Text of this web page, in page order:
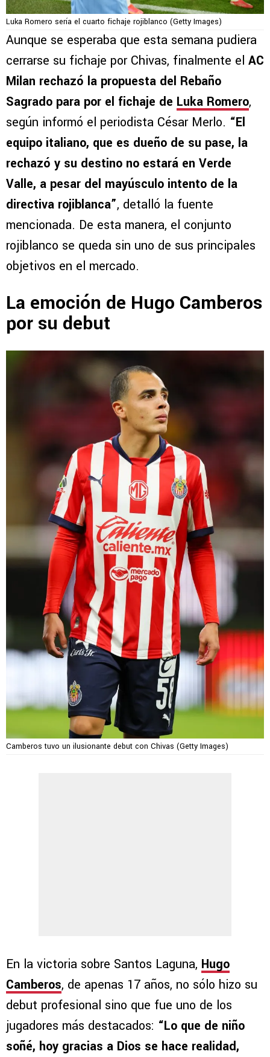
Luka Romero sería el cuarto fichaje rojiblanco (Getty Images)
Aunque se esperaba que esta semana pudiera
cerrarse su fichaje por Chivas, finalmente el AC
Milan rechazó la propuesta del Rebaño
Sagrado para por el fichaje de Luka Romero,
según informó el periodista César Merlo. “El
equipo italiano, que es dueño de su pase, la
rechazó y su destino no estará en Verde
Valle, a pesar del mayúsculo intento de la
directiva rojiblanca”, detalló la fuente
mencionada. De esta manera, el conjunto
rojiblanco se queda sin uno de sus principales
objetivos en el mercado.
La emoción de Hugo Camberos
por su debut
Camberos tuvo un ilusionante debut con Chivas (Getty Images)
En la victoria sobre Santos Laguna, Hugo
Camberos, de apenas 17 años, no sólo hizo su
debut profesional sino que fue uno de los
jugadores más destacados: “Lo que de niño
soñé, hoy gracias a Dios se hace realidad,